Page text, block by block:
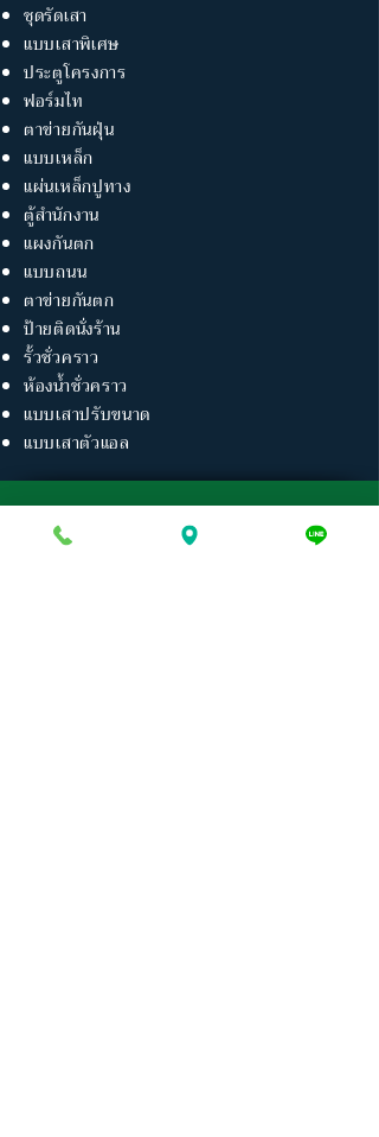
ชุดรัดเสา
แบบเสาพิเศษ
ประตูโครงการ
ฟอร์มไท
ตาข่ายกันฝุ่น
แบบเหล็ก
แผ่นเหล็กปูทาง
ตู้สำนักงาน
แผงกันตก
แบบถนน
ตาข่ายกันตก
ป้ายติดนั่งร้าน
รั้วชั่วคราว
ห้องน้ำชั่วคราว
แบบเสาปรับขนาด
แบบเสาตัวแอล